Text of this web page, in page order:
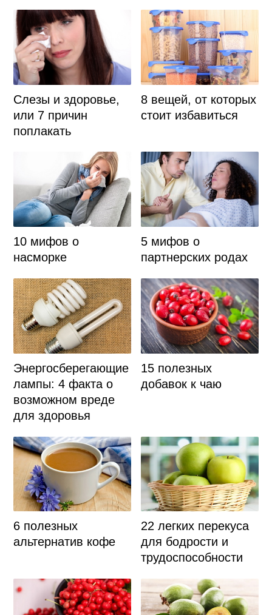
Слезы и здоровье,
или 7 причин
поплакать
8 вещей, от которых
стоит избавиться
10 мифов о
насморке
5 мифов о
партнерских родах
Энергосберегающие
лампы: 4 факта о
возможном вреде
для здоровья
15 полезных
добавок к чаю
6 полезных
альтернатив кофе
22 легких перекуса
для бодрости и
трудоспособности